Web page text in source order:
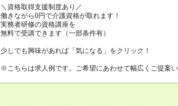
＼資格取得支援制度あり／
働きながら0円で介護資格が取れます！
実務者研修の資格講座を
無料で受講できます（一部条件有）
少しでも興味があれば「気になる」をクリック！
※こちらは求人例です。ご希望にあわせて幅広くご提案い